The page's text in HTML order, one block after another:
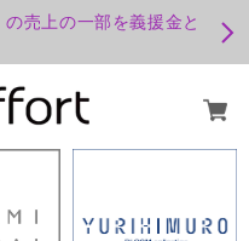
売上の一部を義援金と